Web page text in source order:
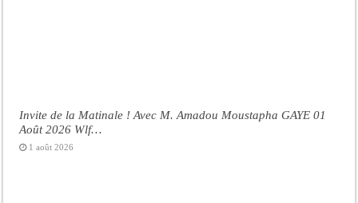
Invite de la Matinale ! Avec M. Amadou Moustapha GAYE 01
Août 2026 Wlf…
1 août 2026